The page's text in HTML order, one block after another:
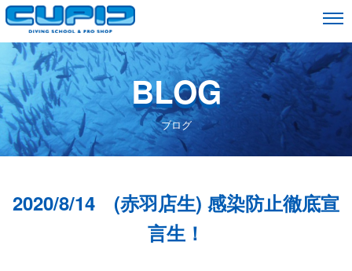
BLOG
ブログ
2020/8/14 (赤羽店生) 感染防止徹底宣
言生！